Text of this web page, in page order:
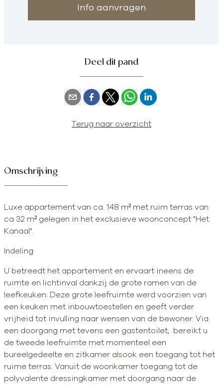
Info aanvragen
Deel dit pand
Terug naar overzicht
Omschrijving
Luxe appartement van ca. 148 m² met ruim terras van
ca 32 m² gelegen in het exclusieve woonconcept "Het
Kanaal".
Indeling
U betreedt het appartement en ervaart ineens de
ruimte en lichtinval dankzij de grote ramen van de
leefkeuken. Deze grote leefruimte werd voorzien van
een keuken met inbouwtoestellen en geeft verder
vrijheid tot invulling naar wensen van de bewoner. Via
een doorgang met tevens een gastentoilet, bereikt u
de tweede leefruimte met momenteel een
bureelgedeelte en zitkamer alsook een toegang tot het
ruime terras. Vanuit de woonkamer toegang tot de
polyvalente dressingkamer met doorgang naar de